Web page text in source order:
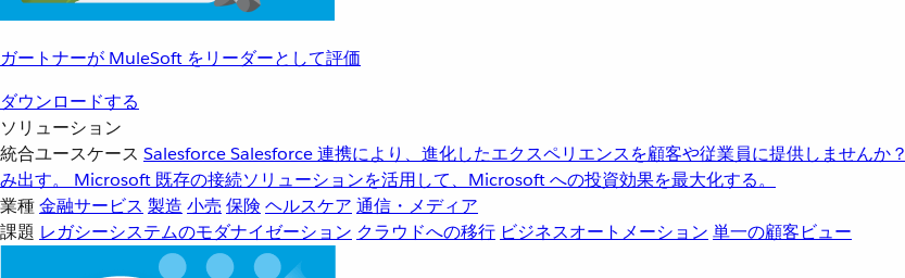
ガートナーが MuleSoft をリーダーとして評価
ダウンロードする
ソリューション
統合ユースケース SalesforceSalesforce 連携により、進化したエクスペリエンスを顧客や従業員に提供しませんか？
み出す。
Microsoft 既存の接続ソリューションを活用して、Microsoft への投資効果を最大化する。
業種金融サービス 製造 小売 保険 ヘルスケア 通信・メディア
課題 レガシーシステムのモダナイゼーション クラウドへの移行 ビジネスオートメーション 単一の顧客ビュー